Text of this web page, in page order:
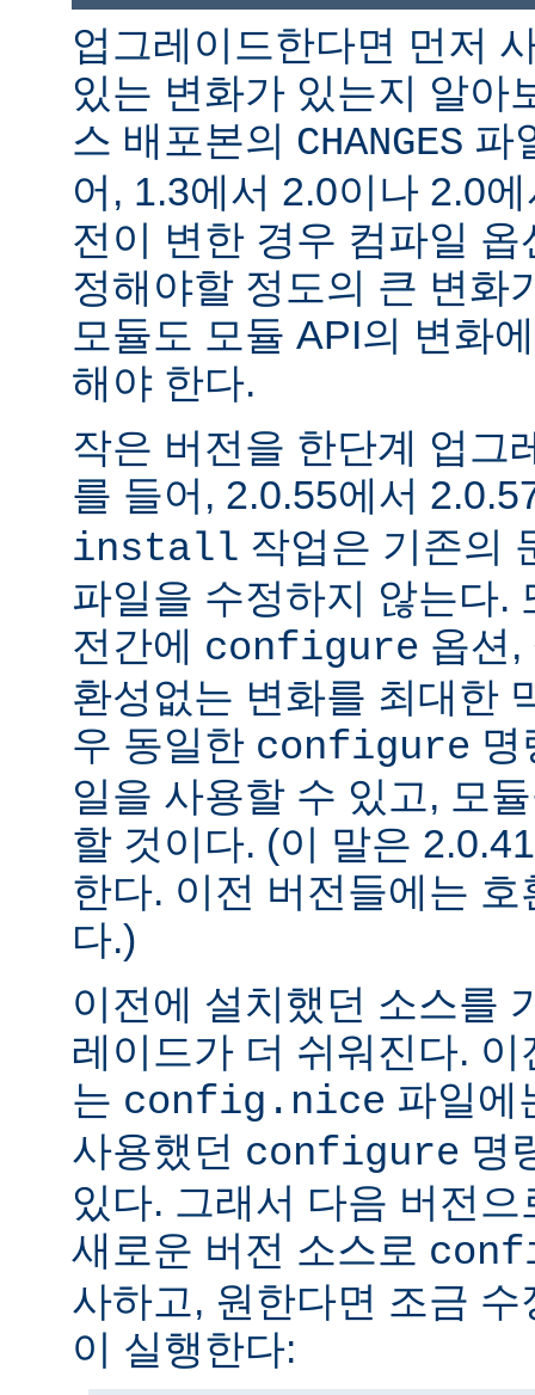
업그레이드한다면 먼저
있는 변화가 있는지 알아
스 배포본의 CHANGES 파
어, 1.3에서 2.0이나 2.0
전이 변한 경우 컴파일
정해야할 정도의 큰 변화
모듈도 모듈 API의 변화
해야 한다.
작은 버전을 한단계 업그
를 들어, 2.0.55에서
install 작업은 기존의
파일을 수정하지 않는다.
전간에 configure 옵션,
환성없는 변화를 최대한
우 동일한 configure 명
일을 사용할 수 있고, 모
할 것이다. (이 말은
한다. 이전 버전들에는
다.)
이전에 설치했던 소스를
레이드가 더 쉬워진다.
는 config.nice 파일에
사용했던 configure 명
있다. 그래서 다음 버전
새로운 버전 소스로
사하고, 원한다면 조금
이 실행한다: